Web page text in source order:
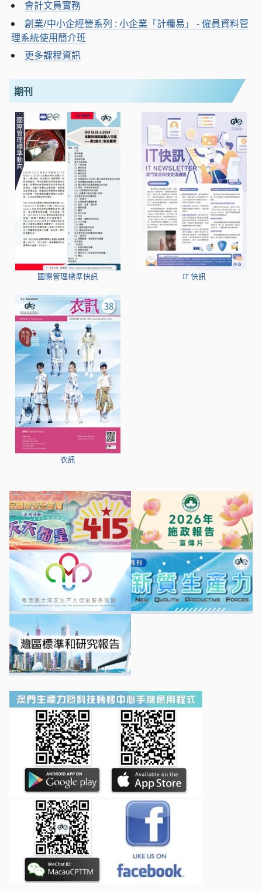
會計文員實務
創業/中小企經營系列 : 小企業「計糧易」 - 僱員資料管
理系統使用簡介班
更多課程資訊
期刊
國際管理標準快訊 IT 快訊
衣訊